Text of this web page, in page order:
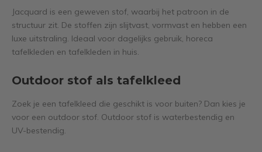
Jacquard is een geweven stof, waarbij het patroon in de
structuur zit. De stoffen zijn slijtvast, vormvast en hebben een
luxe uitstraling. Ideaal voor dagelijks gebruik, horeca
tafelkleden en tafelkleden in huis.
Outdoor stof als tafelkleed
Zoek je een tafelkleed die geschikt is voor buiten? Dan kies je
voor een outdoor stof. Outdoor stof is waterbestendig en
UV-bestendig.